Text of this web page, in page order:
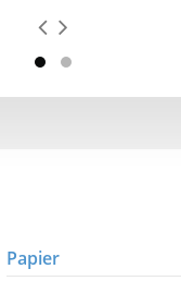
Papier